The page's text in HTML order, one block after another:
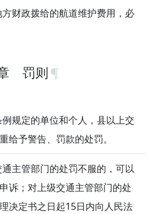
财政拨给的航道维护费用，必
罚则
规定的单位和个人，县以上交
给予警告、罚款的处罚。
主管部门的处罚不服的，可以
诉；对上级交通主管部门的处
决定书之日起15日内向人民法